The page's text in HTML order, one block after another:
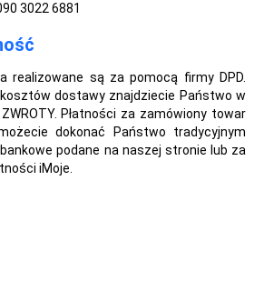
3022 6881
realizowane są za pomocą firmy DPD.
dostawy znajdziecie Państwo w
ZWROTY. Płatności za zamówiony towar
dokonać Państwo tradycyjnym
podane na naszej stronie lub za
iMoje.